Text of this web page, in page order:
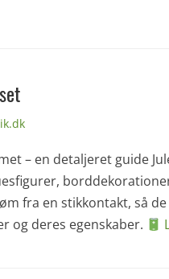
– en detaljeret guide
fra en stikkontakt, så
og deres egenskaber.